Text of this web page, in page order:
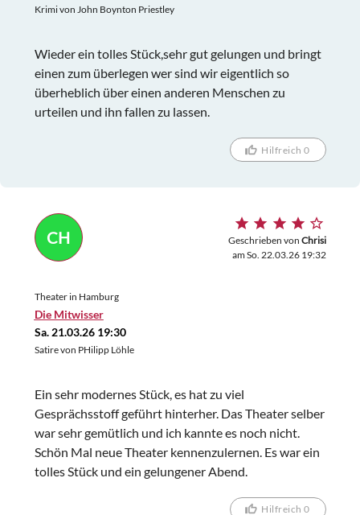
Krimi von John Boynton Priestley
Wieder ein tolles Stück,sehr gut gelungen und bringt
einen zum überlegen wer sind wir eigentlich so
überheblich über einen anderen Menschen zu
urteilen und ihn fallen zu lassen.
Hilfreich 0
CH Geschrieben von Chrisi
am So. 22.03.26 19:32
Theater in Hamburg
Die Mitwisser
Sa. 21.03.26 19:30
Satire von PHilipp Löhle
Ein sehr modernes Stück, es hat zu viel
Gesprächsstoff geführt hinterher. Das Theater selber
war sehr gemütlich und ich kannte es noch nicht.
Schön Mal neue Theater kennenzulernen. Es war ein
tolles Stück und ein gelungener Abend.
Hilfreich 0